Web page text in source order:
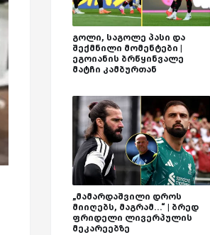
გოლი, საგოლე პასი და
შექმნილი მომენტები |
ეგოიანის ბრწყინვალე
მატჩი კამბურთან
„მამარდაშვილი დროს
მიიღებს, მაგრამ...“ | ბრედ
ფრიდელი ლივერპულის
მეკარეებზე